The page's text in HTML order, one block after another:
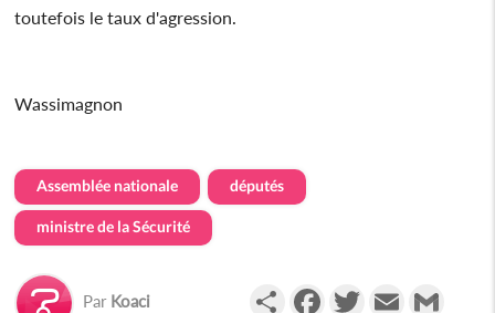
toutefois le taux d'agression.
Wassimagnon
Assemblée nationale députés
ministre de la Sécurité
Par Koaci PartagerFacebookTwitterEmail